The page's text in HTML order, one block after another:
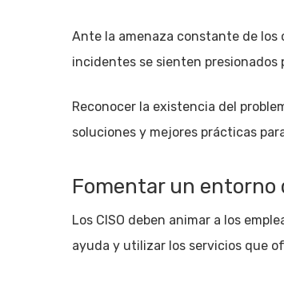
Ante la amenaza constante de los
incidentes se sienten presionados
Reconocer la existencia del
soluciones y mejores prácticas
Fomentar un entorno
Los CISO deben animar a los
ayuda y utilizar los servicios que